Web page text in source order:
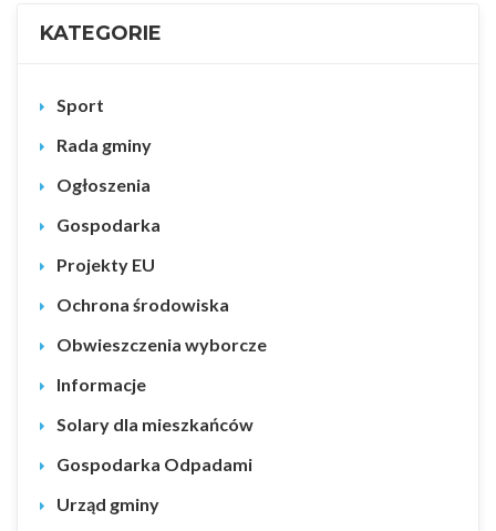
KATEGORIE
Sport
Rada gminy
Ogłoszenia
Gospodarka
Projekty EU
Ochrona środowiska
Obwieszczenia wyborcze
Informacje
Solary dla mieszkańców
Gospodarka Odpadami
Urząd gminy